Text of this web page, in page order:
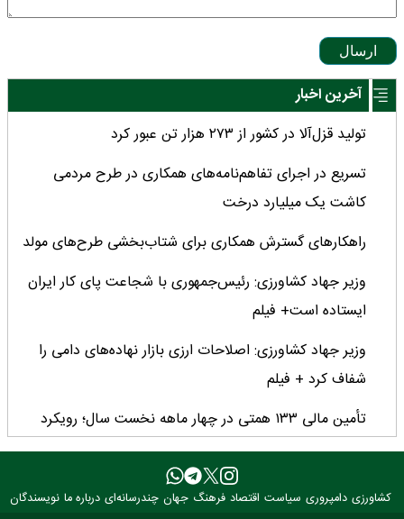
ارسال
آخرین اخبار
تولید قزل‌آلا در کشور از ۲۷۳ هزار تن عبور کرد
تسریع در اجرای تفاهم‌نامه‌های همکاری در طرح مردمی
کاشت یک میلیارد درخت
راهکارهای گسترش همکاری برای شتاب‌بخشی طرح‌های مولد
وزیر جهاد کشاورزی: رئیس‌جمهوری با شجاعت پای کار ایران
ایستاده است+ فیلم
وزیر جهاد کشاورزی: اصلاحات ارزی بازار نهاده‌های دامی را
شفاف کرد + فیلم
تأمین مالی ۱۳۳ همتی در چهار ماهه نخست سال؛ رویکرد
هدفمند بانک کشاورزی برای تضمین امنیت غذایی
فراخوان بین‌المللی فائو برای طراحی پوستر روز جهانی غذاکشاورزی دامپروری سیاست اقتصاد فرهنگ جهان چندرسانه‌ای درباره ما نویسندگان